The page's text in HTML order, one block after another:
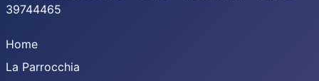
39744465
Home
La Parrocchia